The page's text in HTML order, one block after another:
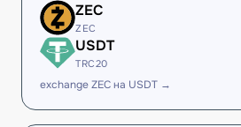
ZEC
ZEC
USDT
TRC20
exchange ZEC на USDT →